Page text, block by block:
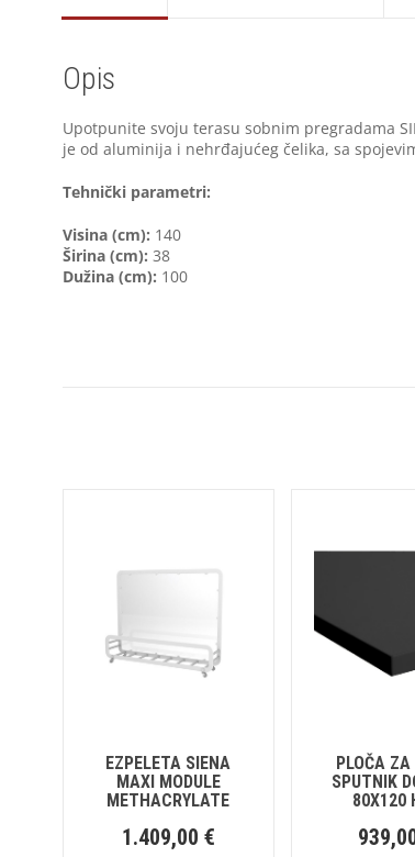
Opis
Upotpunite svoju terasu sobnim pregradama
je od aluminija i nehrđajućeg čelika, sa
Tehnički parametri:
Visina (cm): 140
Širina (cm): 38
Dužina (cm): 100
EZPELETA SIENA
MAXI MODULE
METHACRYLATE
1.409,00 €
PLOČA
SPUTNIK
80X120